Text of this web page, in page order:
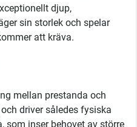
djup,
sin storlek och spelar
att kräva.
mellan prestanda och
driver således fysiska
som inser behovet av större